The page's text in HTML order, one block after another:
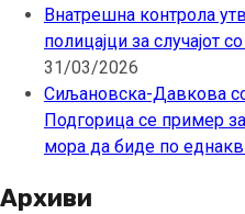
Внатрешна контрола
полицајци за случајот
31/03/2026
Сиљановска-Давкова
Подгорица се пример
мора да биде по
Архиви